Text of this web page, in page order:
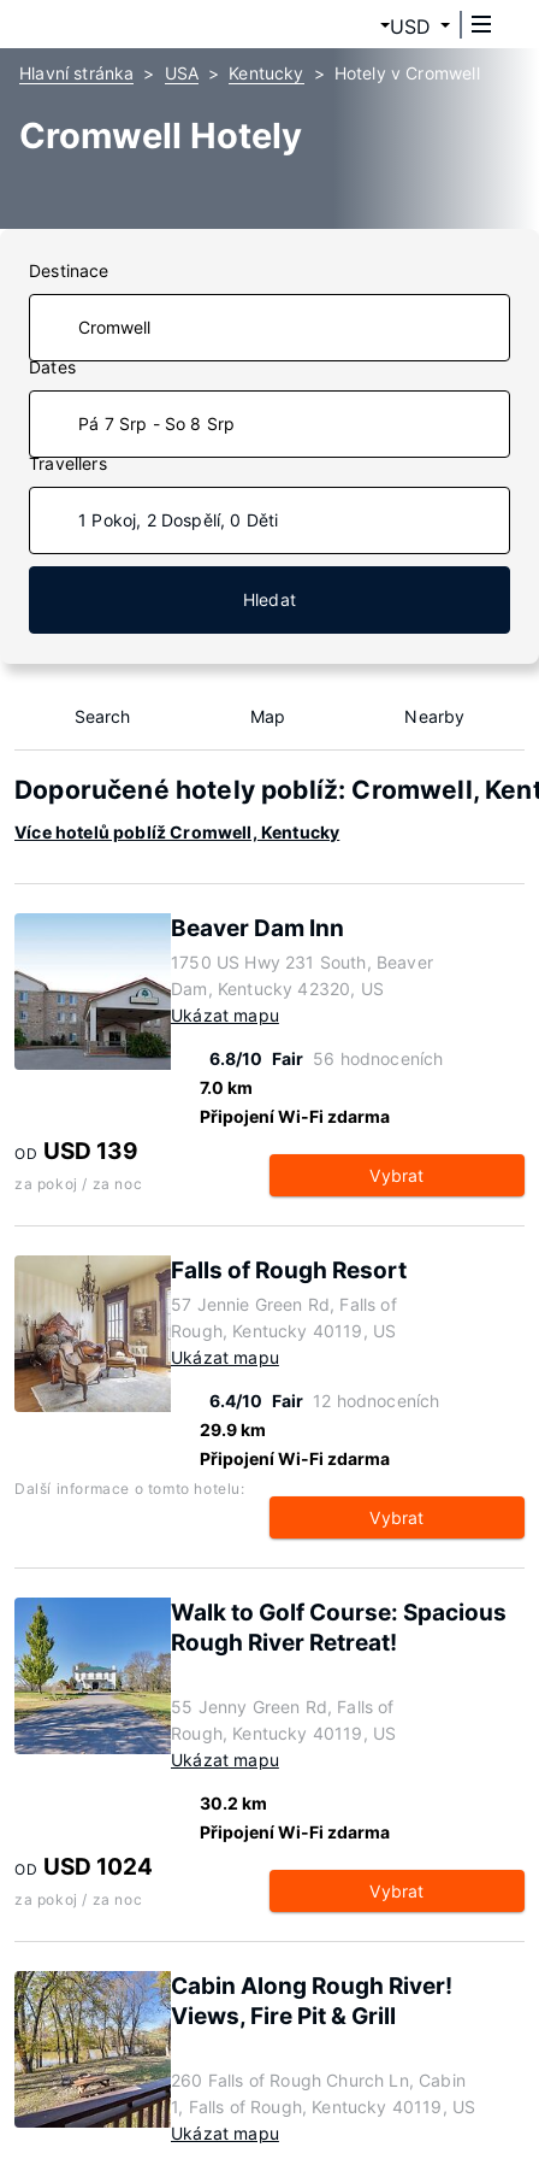
USD
Hlavní stránka USA Kentucky Hotely v Cromwell
Cromwell Hotely
Destinace
Dates
Pá 7 Srp - So 8 Srp
Travellers
1 Pokoj, 2 Dospělí, 0 Děti
Hledat
Search Map Nearby
Doporučené hotely poblíž: Cromwell,
Více hotelů poblíž Cromwell, Kentucky
Beaver Dam Inn
1750 US Hwy 231 South, Beaver
Dam, Kentucky 42320, US
Ukázat mapu
6.8/10 Fair 56 hodnoceních
7.0 km
Připojení Wi-Fi zdarma
OD USD 139
za pokoj / za noc Vybrat
Falls of Rough Resort
57 Jennie Green Rd, Falls of
Rough, Kentucky 40119, US
Ukázat mapu
6.4/10 Fair 12 hodnoceních
29.9 km
Připojení Wi-Fi zdarma
Další informace o tomto hotelu:
Vybrat
Walk to Golf Course: Spacious
Rough River Retreat!
55 Jenny Green Rd, Falls of
Rough, Kentucky 40119, US
Ukázat mapu
30.2 km
Připojení Wi-Fi zdarma
OD USD 1024
za pokoj / za noc Vybrat
Cabin Along Rough River!
Views, Fire Pit & Grill
260 Falls of Rough Church Ln, Cabin
1, Falls of Rough, Kentucky 40119, US
Ukázat mapu